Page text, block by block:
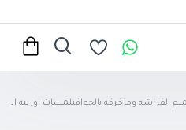
ومزخرفه بالحوافبلمسات اوربيه ال